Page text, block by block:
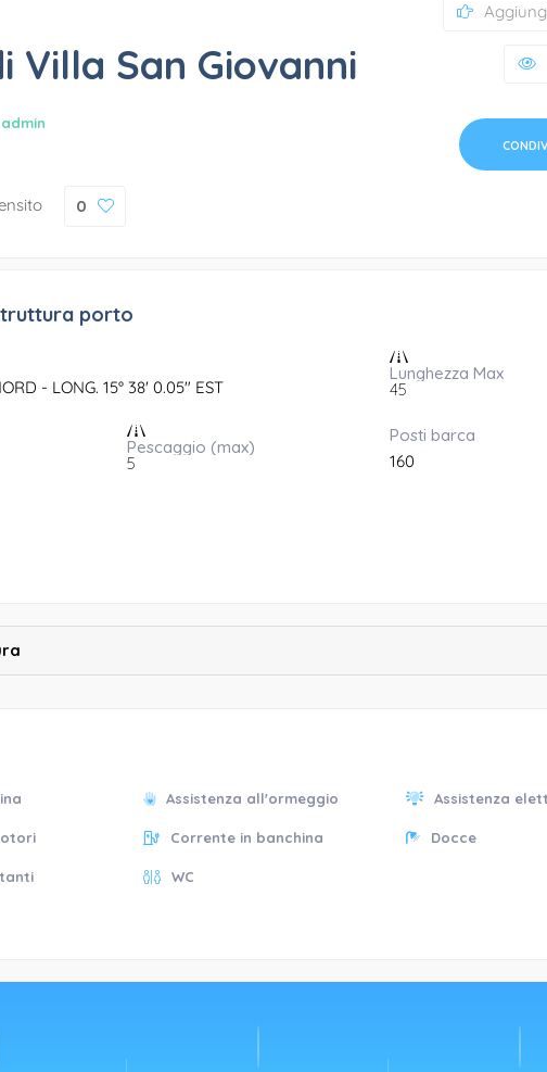
Villa San Giovanni
admin
0
porto
- LONG. 15° 38' 0.05" EST
Lunghezza Max
45
Pescaggio (max)
5
Posti barca
160
Assistenza all'ormeggio Assistenza
Corrente in banchina Docce
WC